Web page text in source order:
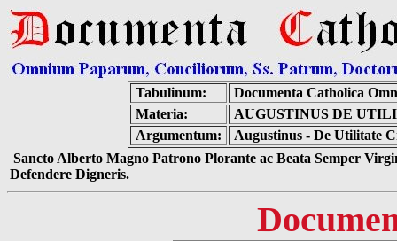
Tabulinum:
Documenta Catholica
Materia:
AUGUSTINUS DE
Argumentum:
Augustinus - De Utilitate
Sancto Alberto Magno Patrono Plorante ac Beata Semper
Defendere Digneris.